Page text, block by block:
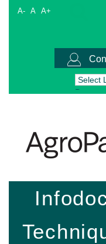
A- A A+